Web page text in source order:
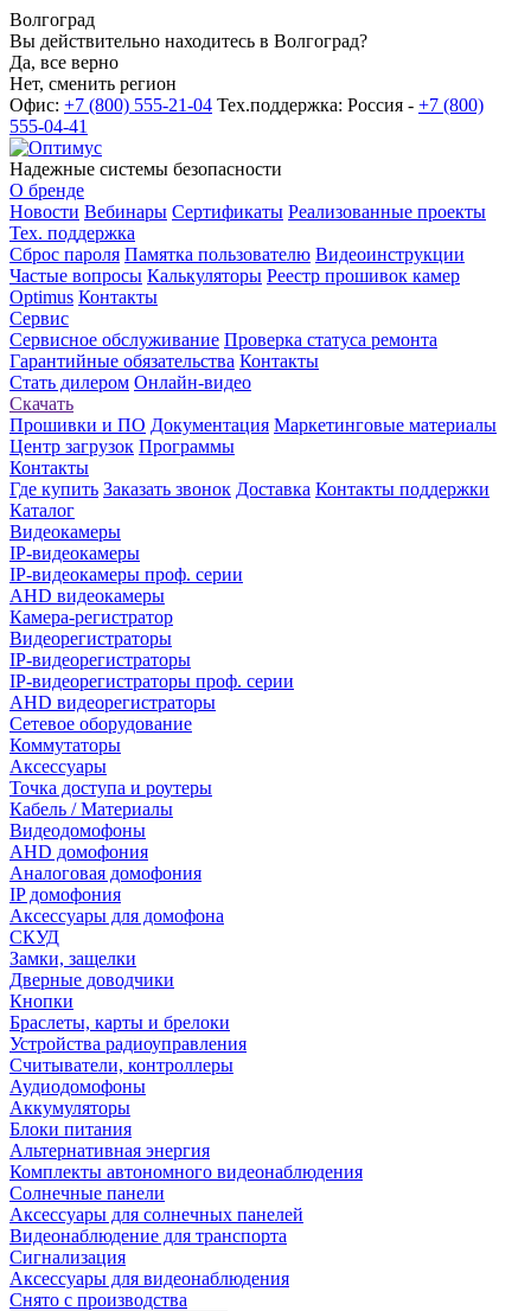
Волгоград
Вы действительно находитесь в Волгоград?
Да, все верно
Нет, сменить регион
Офис: +7 (800) 555-21-04 Тех.поддержка: Россия - +7 (800)
555-04-41
Надежные системы безопасности
О бренде
Новости Вебинары Сертификаты Реализованные проекты
Тех. поддержка
Сброс пароля Памятка пользователю Видеоинструкции
Частые вопросы Калькуляторы Реестр прошивок камер
Optimus Контакты
Сервис
Сервисное обслуживание Проверка статуса ремонта
Гарантийные обязательства Контакты
Стать дилером Онлайн-видео
Скачать
Прошивки и ПО Документация Маркетинговые материалы
Центр загрузок Программы
Контакты
Где купить Заказать звонок Доставка Контакты поддержки
Каталог
Видеокамеры
IP-видеокамеры
IP-видеокамеры проф. серии
AHD видеокамеры
Камера-регистратор
Видеорегистраторы
IP-видеорегистраторы
IP-видеорегистраторы проф. серии
AHD видеорегистраторы
Сетевое оборудование
Коммутаторы
Аксессуары
Точка доступа и роутеры
Кабель / Материалы
Видеодомофоны
AHD домофония
Аналоговая домофония
IP домофония
Аксессуары для домофона
СКУД
Замки, защелки
Дверные доводчики
Кнопки
Браслеты, карты и брелоки
Устройства радиоуправления
Считыватели, контроллеры
Аудиодомофоны
Аккумуляторы
Блоки питания
Альтернативная энергия
Комплекты автономного видеонаблюдения
Солнечные панели
Аксессуары для солнечных панелей
Видеонаблюдение для транспорта
Сигнализация
Аксессуары для видеонаблюдения
Снято с производства